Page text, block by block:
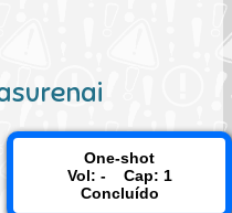
One-shot
Vol: - Cap: 1
Concluído